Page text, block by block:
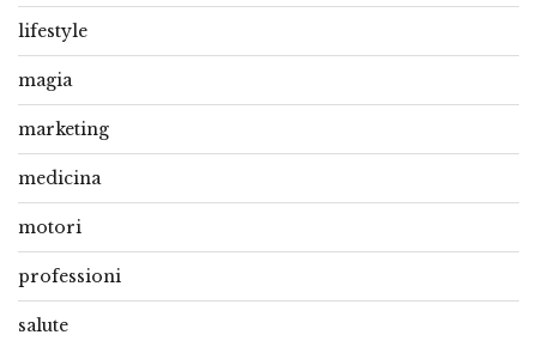
lifestyle
magia
marketing
medicina
motori
professioni
salute